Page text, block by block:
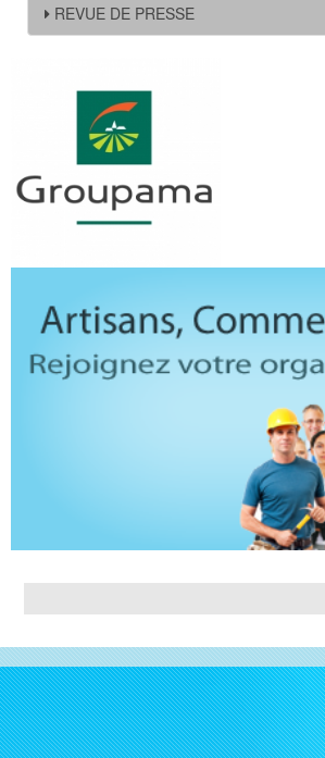
REVUE DE PRESSE